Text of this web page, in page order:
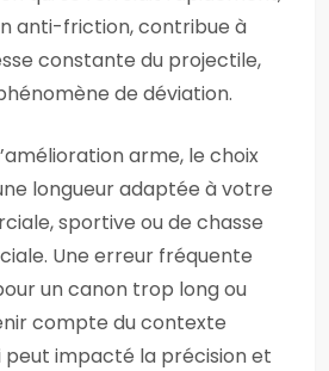
anti-friction, contribue à
constante du projectile,
de déviation.
arme, le choix
longueur adaptée à votre
sportive ou de chasse
Une erreur fréquente
un canon trop long ou
compte du contexte
peut impacté la précision et